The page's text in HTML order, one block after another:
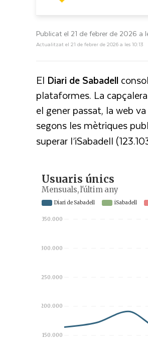
Publicat el 21 de febrer de 2026 a
Actualitzat el 21 de febrer de 2026 a les 10:13
El Diari de Sabadell
plataformes. La
el gener passat, la web
segons les mètriques
superar l’iSabadell